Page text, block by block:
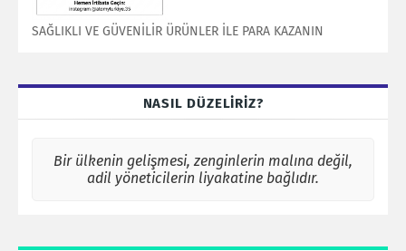
SAĞLIKLI VE GÜVENİLİR ÜRÜNLER İLE PARA KAZANIN
NASIL DÜZELİRİZ?
Bir ülkenin gelişmesi, zenginlerin malına değil,
adil yöneticilerin liyakatine bağlıdır.